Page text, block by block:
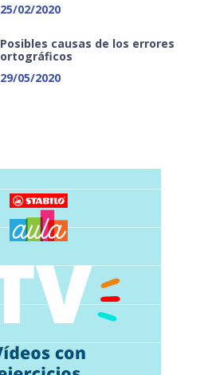
25/02/2020
Posibles causas de los errores
ortográficos
29/05/2020